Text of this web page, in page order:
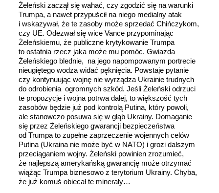
Żeleński zaczął się wahać, czy zgodzić się na warunki
Trumpa, a nawet przypuścił na niego medialny atak
i wskazywał, że te zasoby może sprzedać Chińczykom,
czy UE. Odezwał się wice Vance przypominając
Żeleńskiemu, że publiczne krytykowanie Trumpa
to ostatnia rzecz jaka może mu pomóc. Gwiazda
Żeleńskiego blednie, na jego napompowanym portrecie
nieugiętego wodza widać pęknięcia. Powstaje pytanie
czy kontynuując wojnę nie wyrządza Ukrainie trudnych
do odrobienia ogromnych szkód. Jeśli Żeleński odrzuci
te propozycje i wojna potrwa dalej, to większość tych
zasobów będzie już pod kontrolą Putina, który powoli,
ale stanowczo posuwa się w głąb Ukrainy. Domaganie
się przez Żeleńskiego gwarancji bezpieczeństwa
od Trumpa to zupełne zaprzeczenie wojennych celów
Putina (Ukraina nie może być w NATO) i grozi dalszym
przeciąganiem wojny. Żeleński powinien zrozumieć,
że najlepszą amerykańską gwarancję może otrzymać
wiążąc Trumpa biznesowo z terytorium Ukrainy. Chyba,
że już komuś obiecał te minerały…